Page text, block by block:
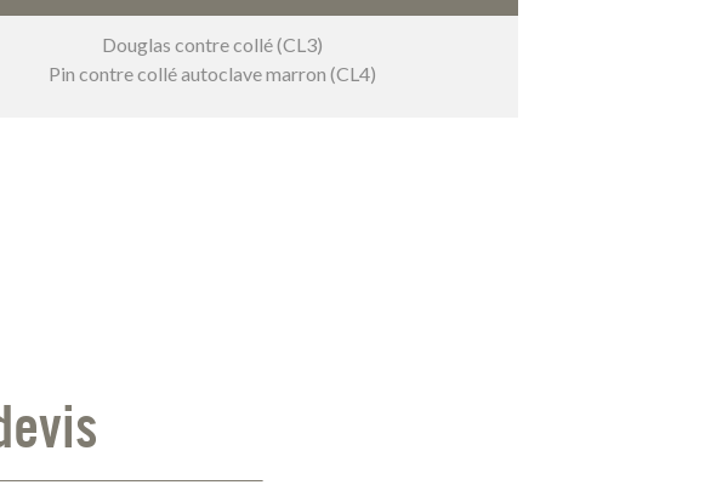
Douglas contre collé (CL3)
Pin contre collé autoclave marron (CL4)